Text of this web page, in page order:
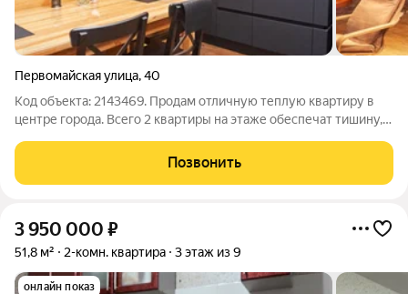
Первомайская улица,40
Код объекта: 2143469. Продам отличную теплую квартиру в
центре города. Всего 2 квартиры на этаже обеспечат тишину,
большого совмещенного санузла. Выполнен хороший ремонт,
новый кухонный
Позвонить
3 950 000 ₽
51,8 м² 2-комн. квартира 3 этаж из 9
онлайн показ